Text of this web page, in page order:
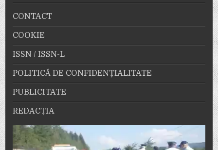
CONTACT
COOKIE
ISSN / ISSN-L
POLITICĂ DE CONFIDENȚIALITATE
PUBLICITATE
REDACȚIA